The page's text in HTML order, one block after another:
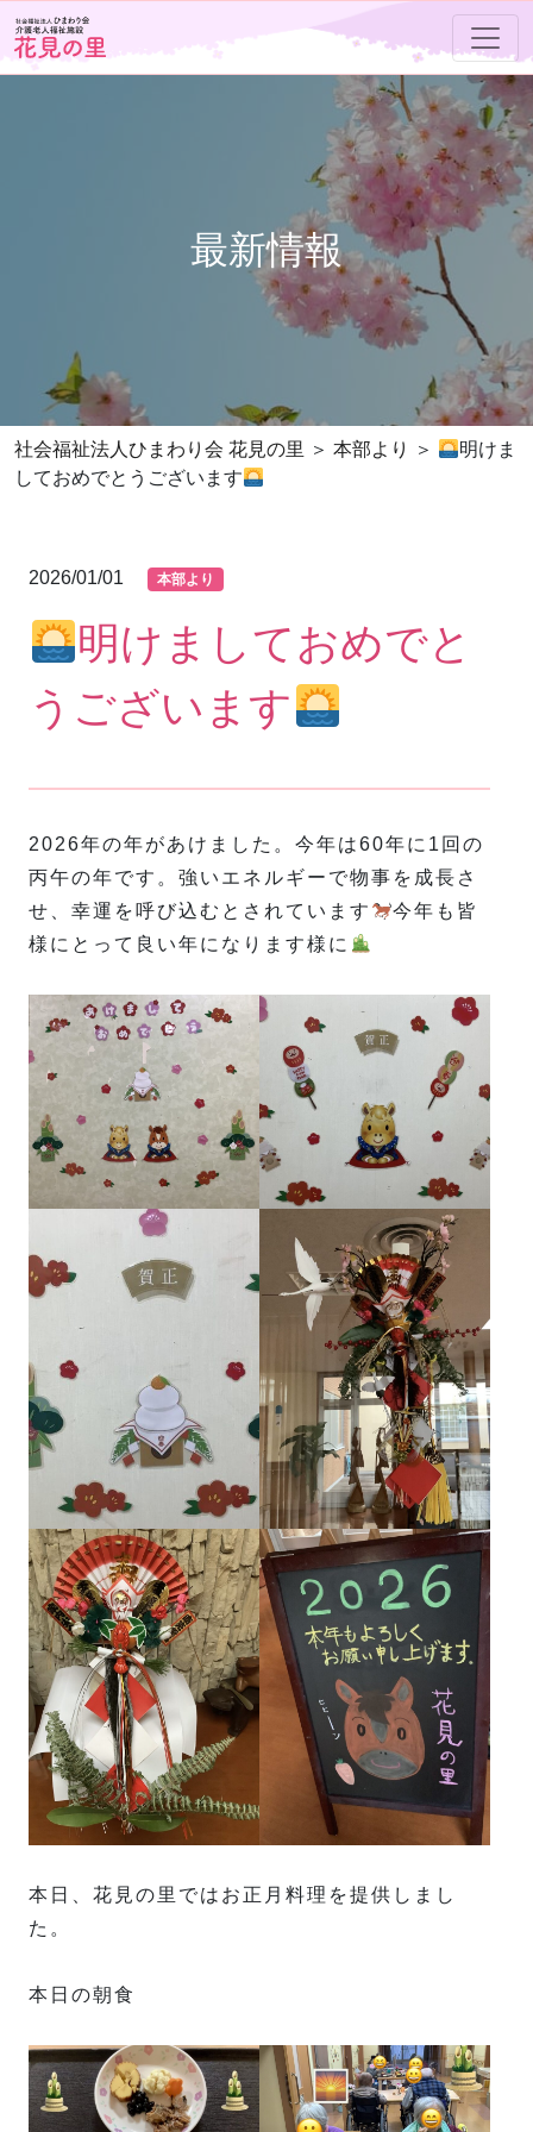
最新情報
社会福祉法人ひまわり会 花見の里 本部より
明けま
しておめでとうございます
2026/01/01 本部より
明けましておめでと
うございます
2026年の年があけました。今年は60年に1回の
丙午の年です。強いエネルギーで物事を成長さ
せ、幸運を呼び込むとされています
今年も皆
様にとって良い年になります様に
本日、花見の里ではお正月料理を提供しまし
た。
本日の朝食